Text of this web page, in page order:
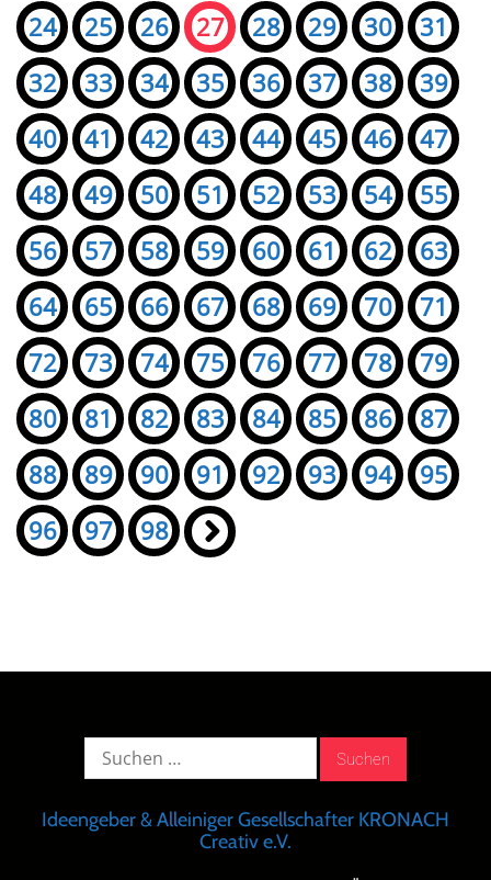
24
25 26 27 28 29 30
31
32
33 34 35 36 37 38
39
40
41 42 43 44 45 46
47
48
49 50 51 52 53 54
55
56
57 58 59 60 61 62
63
64
65 66 67 68 69 70
71
72
73 74 75 76 77 78
79
80
81 82 83 84 85 86
87
88
89 90 91 92 93 94
95
96
97 98 »
Suche
Ideengeber & Alleiniger Gesellschafter KRONACH
Creativ e.V.